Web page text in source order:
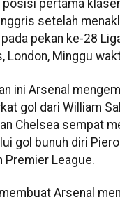
pertama
setelah
pekan ke-28
London, Minggu
ini Arsenal
gol dari William
Chelsea sempat
gol bunuh diri
Premier League.
Arsenal